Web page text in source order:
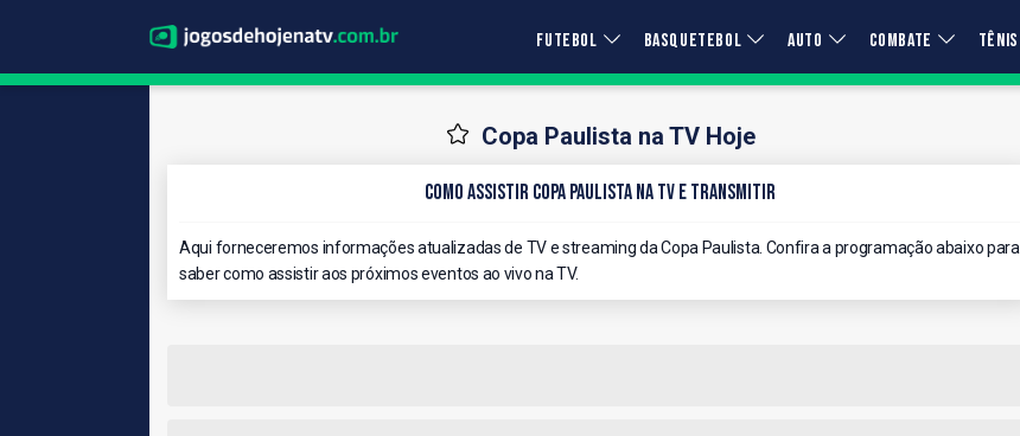
FUTEBOL BASQUETEBOL AUTO COMBATE TÊNIS
Copa Paulista na TV Hoje
Como Assistir Copa Paulista na TV e Transmitir
Aqui forneceremos informações atualizadas de TV e streaming da Copa Paulista. Confira a programação abaixo para
saber como assistir aos próximos eventos ao vivo na TV.